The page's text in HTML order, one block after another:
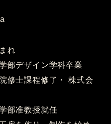
れ
部デザイン学科卒業
修士課程修了・ 株式会
部准教授就任